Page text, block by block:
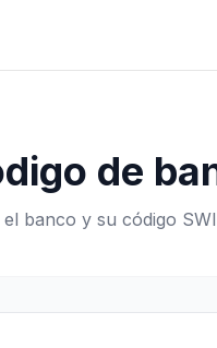
de
banco y su código